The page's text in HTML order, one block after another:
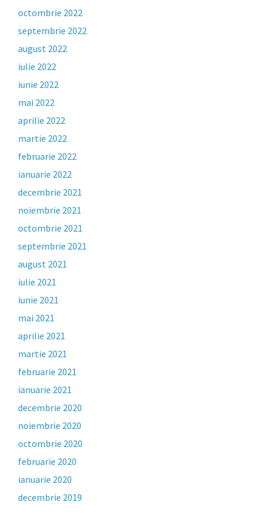
octombrie 2022
septembrie 2022
august 2022
iulie 2022
iunie 2022
mai 2022
aprilie 2022
martie 2022
februarie 2022
ianuarie 2022
decembrie 2021
noiembrie 2021
octombrie 2021
septembrie 2021
august 2021
iulie 2021
iunie 2021
mai 2021
aprilie 2021
martie 2021
februarie 2021
ianuarie 2021
decembrie 2020
noiembrie 2020
octombrie 2020
februarie 2020
ianuarie 2020
decembrie 2019